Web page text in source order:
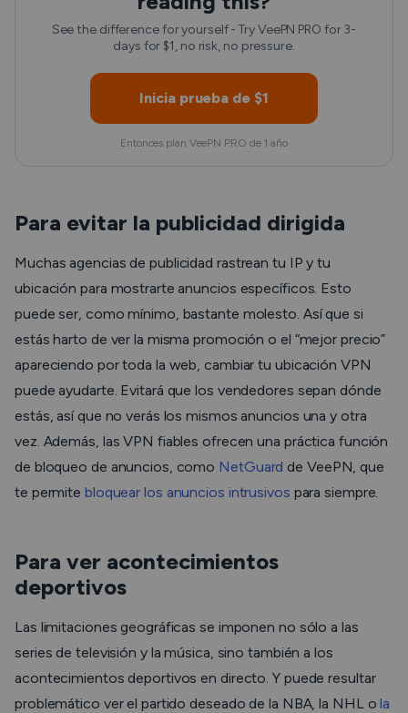
See the difference for yourself - Try VeePN PRO for 3-
days for $1, no risk, no pressure.
Inicia prueba de $1
Entonces plan VeePN PRO de 1 año
Para evitar la publicidad dirigida
Muchas agencias de publicidad rastrean tu IP y tu
ubicación para mostrarte anuncios específicos. Esto
puede ser, como mínimo, bastante molesto. Así que si
estás harto de ver la misma promoción o el “mejor precio”
apareciendo por toda la web, cambiar tu ubicación VPN
puede ayudarte. Evitará que los vendedores sepan dónde
estás, así que no verás los mismos anuncios una y otra
vez. Además, las VPN fiables ofrecen una práctica función
de bloqueo de anuncios, como NetGuard de VeePN, que
te permite bloquear los anuncios intrusivos para siempre.
Para ver acontecimientos
deportivos
Las limitaciones geográficas se imponen no sólo a las
series de televisión y la música, sino también a los
acontecimientos deportivos en directo. Y puede resultar
problemático ver el partido deseado de la NBA, la NHL ola